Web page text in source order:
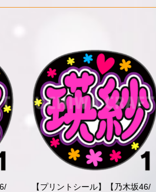
【プリントシール】【乃木坂46/